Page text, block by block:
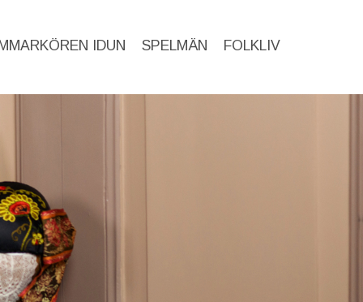
IDUN SPELMÄN FOLKLIV